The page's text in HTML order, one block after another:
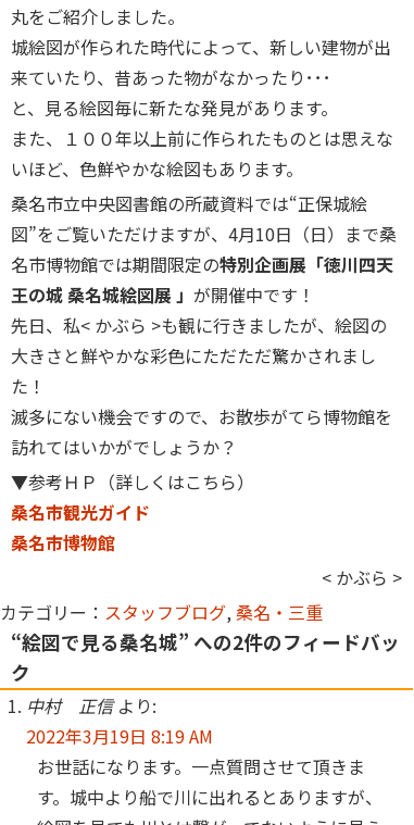
丸をご紹介しました。
城絵図が作られた時代によって、新しい建物が出
来ていたり、昔あった物がなかったり･･･
と、見る絵図毎に新たな発見があります。
また、１００年以上前に作られたものとは思えな
いほど、色鮮やかな絵図もあります。
桑名市立中央図書館の所蔵資料では“正保城絵
図”をご覧いただけますが、4月10日（日）まで桑
名市博物館では期間限定の特別企画展「徳川四天
王の城 桑名城絵図展 」 が開催中です！
先日、私< かぶら >も観に行きましたが、絵図の
大きさと鮮やかな彩色にただただ驚かされまし
た！
滅多にない機会ですので、お散歩がてら博物館を
訪れてはいかがでしょうか？
▼参考ＨＰ（詳しくはこちら）
桑名市観光ガイド
桑名市博物館
< かぶら >
カテゴリー： スタッフブログ,桑名・三重
“絵図で見る桑名城” への2件のフィードバッ
ク
中村 正信 より:
2022年3月19日 8:19 AM
お世話になります。一点質問させて頂きま
す。城中より船で川に出れるとありますが、